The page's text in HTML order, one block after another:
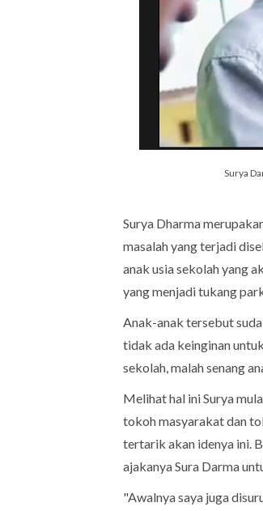
Surya
Surya Dharma
masalah yang terjadi
anak usia sekolah yang
yang menjadi tukang
Anak-anak tersebut
tidak ada keinginan
sekolah, malah senang
Melihat hal ini Surya
tokoh masyarakat dan
tertarik akan idenya ini.
ajakanya Sura Darma
"Awalnya saya juga